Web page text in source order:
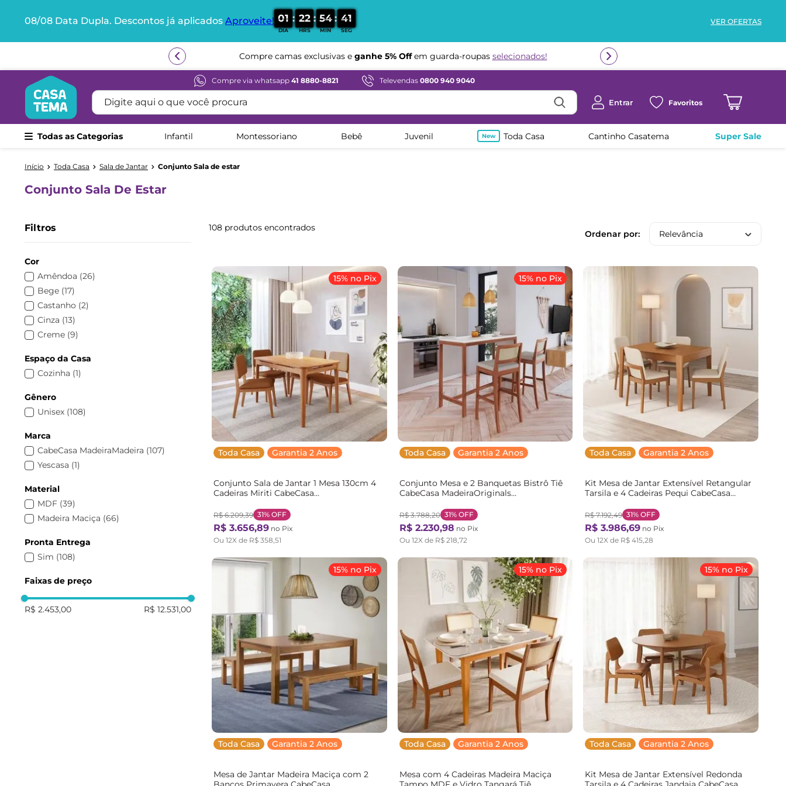
08/08 Data Dupla. Descontos já aplicados Aproveite! 01
DIA
: 22
HRS
: 54
MIN
: 39
SEG
VER OFERTAS
Compre em ate 12x sem juros
Compre via whatsapp 41 8880-8821 Televendas 0800 940 9040
Digite aqui o que você procura
Entrar Favoritos
Todas as Categorias Infantil Montessoriano Bebê Juvenil Toda Casa Cantinho Casatema Super Sale
Toda Casa Sala de Jantar Conjunto Sala de estar
Conjunto Sala De Estar
Filtros
Cor
Amêndoa (26)
Bege (17)
Castanho (2)
Cinza (13)
Creme (9)
Mel ( 8)
Preto (21 )
Espaço da Casa
Cozinha (1)
Gênero
Unisex (108)
Marca
CabeCasa MadeiraMadeira (107)
Yescasa (1)
Material
MDF (39)
Madeira Maciça (66)
Pronta Entrega
Sim (108)
Faixas de preço
R$ 2.453,00 R$ 12.531,00
108 produtos
Relevância
Toda Casa Garantia 2 Anos
15% no Pix
Conjunto Sala de Jantar 1 Mesa 130cm 4
Cadeiras Miriti CabeCasa
Caramelo
R$ 6.209,39 31% OFF
R$ 3.656,89 no Pix
Ou 12X de R$ 358,51
Toda Casa Garantia 2 Anos
15% no Pix
Conjunto Mesa e 2 Banquetas Bistrô Tiê
CabeCasa MadeiraOriginals
Amêndoa/Off White
R$ 3.788,20 31%OFF
R$ 2.230,98 no Pix
Ou 12X de R$ 218,72
Toda Casa Garantia 2 Anos
Kit Mesa de Jantar Extensível Retangular
Tarsila e 4 Cadeiras Pequi CabeCasa
Marrom/Champagne/Castanho/Bege
Champagne/Castanho/Bege
R$ 7.192,49 31% OFF
R$ 3.986,69 no Pix
Ou12X de R$ 415,28
Toda Casa Garantia 2 Anos
15% no Pix
Mesa de Jantar Madeira Maciça com 2
Toda Casa Garantia 2 Anos
15% no Pix
Mesa com 4 Cadeiras Madeira Maciça
Toda Casa Garantia 2 Anos
15% no Pix
Kit Mesa de Jantar Extensível Redonda
Termos mais buscados
guarda roupa
aria
bicama
escrivaninha
berço
cama infantil
cama solteiro